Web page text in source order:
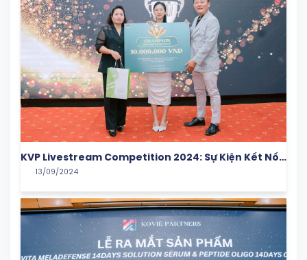
KVP Livestream Competition 2024: Sự Kiện Kết Nối
Tài Năng Và Đam Mê
13/09/2024